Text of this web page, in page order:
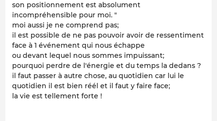
son positionnement est absolument
incompréhensible pour moi. "
moi aussi je ne comprend pas;
il est possible de ne pas pouvoir avoir de ressentiment
face à 1 événement qui nous échappe
ou devant lequel nous sommes impuissant;
pourquoi perdre de l'énergie et du temps la dedans ?
il faut passer à autre chose, au quotidien car lui le
quotidien il est bien réél et il faut y faire face;
la vie est tellement forte !